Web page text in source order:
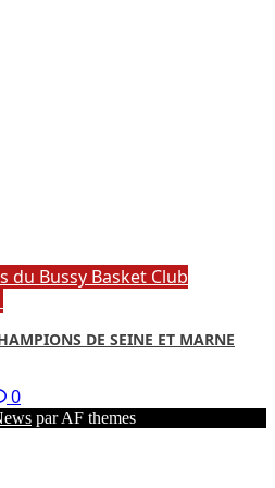
du Bussy Basket Club
DE SEINE ET MARNE
0
par AF themes